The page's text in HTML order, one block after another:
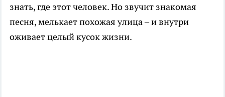
знать, где этот человек. Но звучит знакомая
песня, мелькает похожая улица – и внутри
оживает целый кусок жизни.